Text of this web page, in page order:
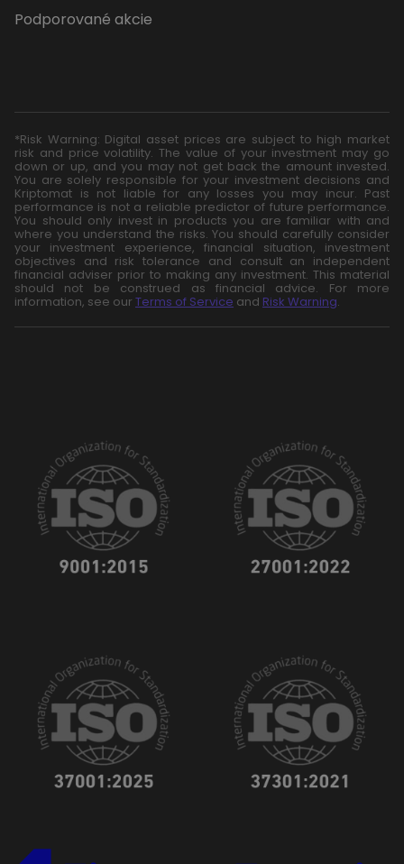
Podporované akcie
*Risk Warning: Digital asset prices are subject to high market
risk and price volatility. The value of your investment may go
down or up, and you may not get back the amount invested.
You are solely responsible for your investment decisions and
Kriptomat is not liable for any losses you may incur. Past
performance is not a reliable predictor of future performance.
You should only invest in products you are familiar with and
where you understand the risks. You should carefully consider
your investment experience, financial situation, investment
objectives and risk tolerance and consult an independent
financial adviser prior to making any investment. This material
should not be construed as financial advice. For more
information, see our Terms of Service and Risk Warning.